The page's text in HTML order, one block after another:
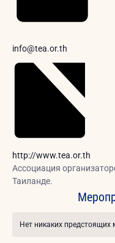
Email
info@tea.or.th
Website
http://www.tea.or.th
Ассоциация
Таиланде.
Заметка
Нет никаких предстоящих